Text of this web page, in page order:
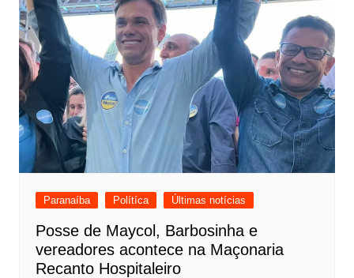
Paranaíba Polítíca Últimas notícias
Posse de Maycol, Barbosinha e
vereadores acontece na Maçonaria
Recanto Hospitaleiro